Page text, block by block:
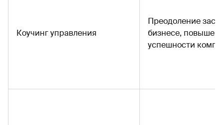
Коучинг управления
Преодоление
бизнесе,
успешности